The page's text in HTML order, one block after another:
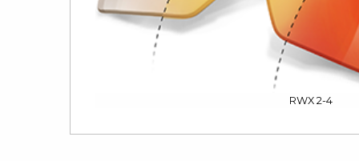
RWX 2-4